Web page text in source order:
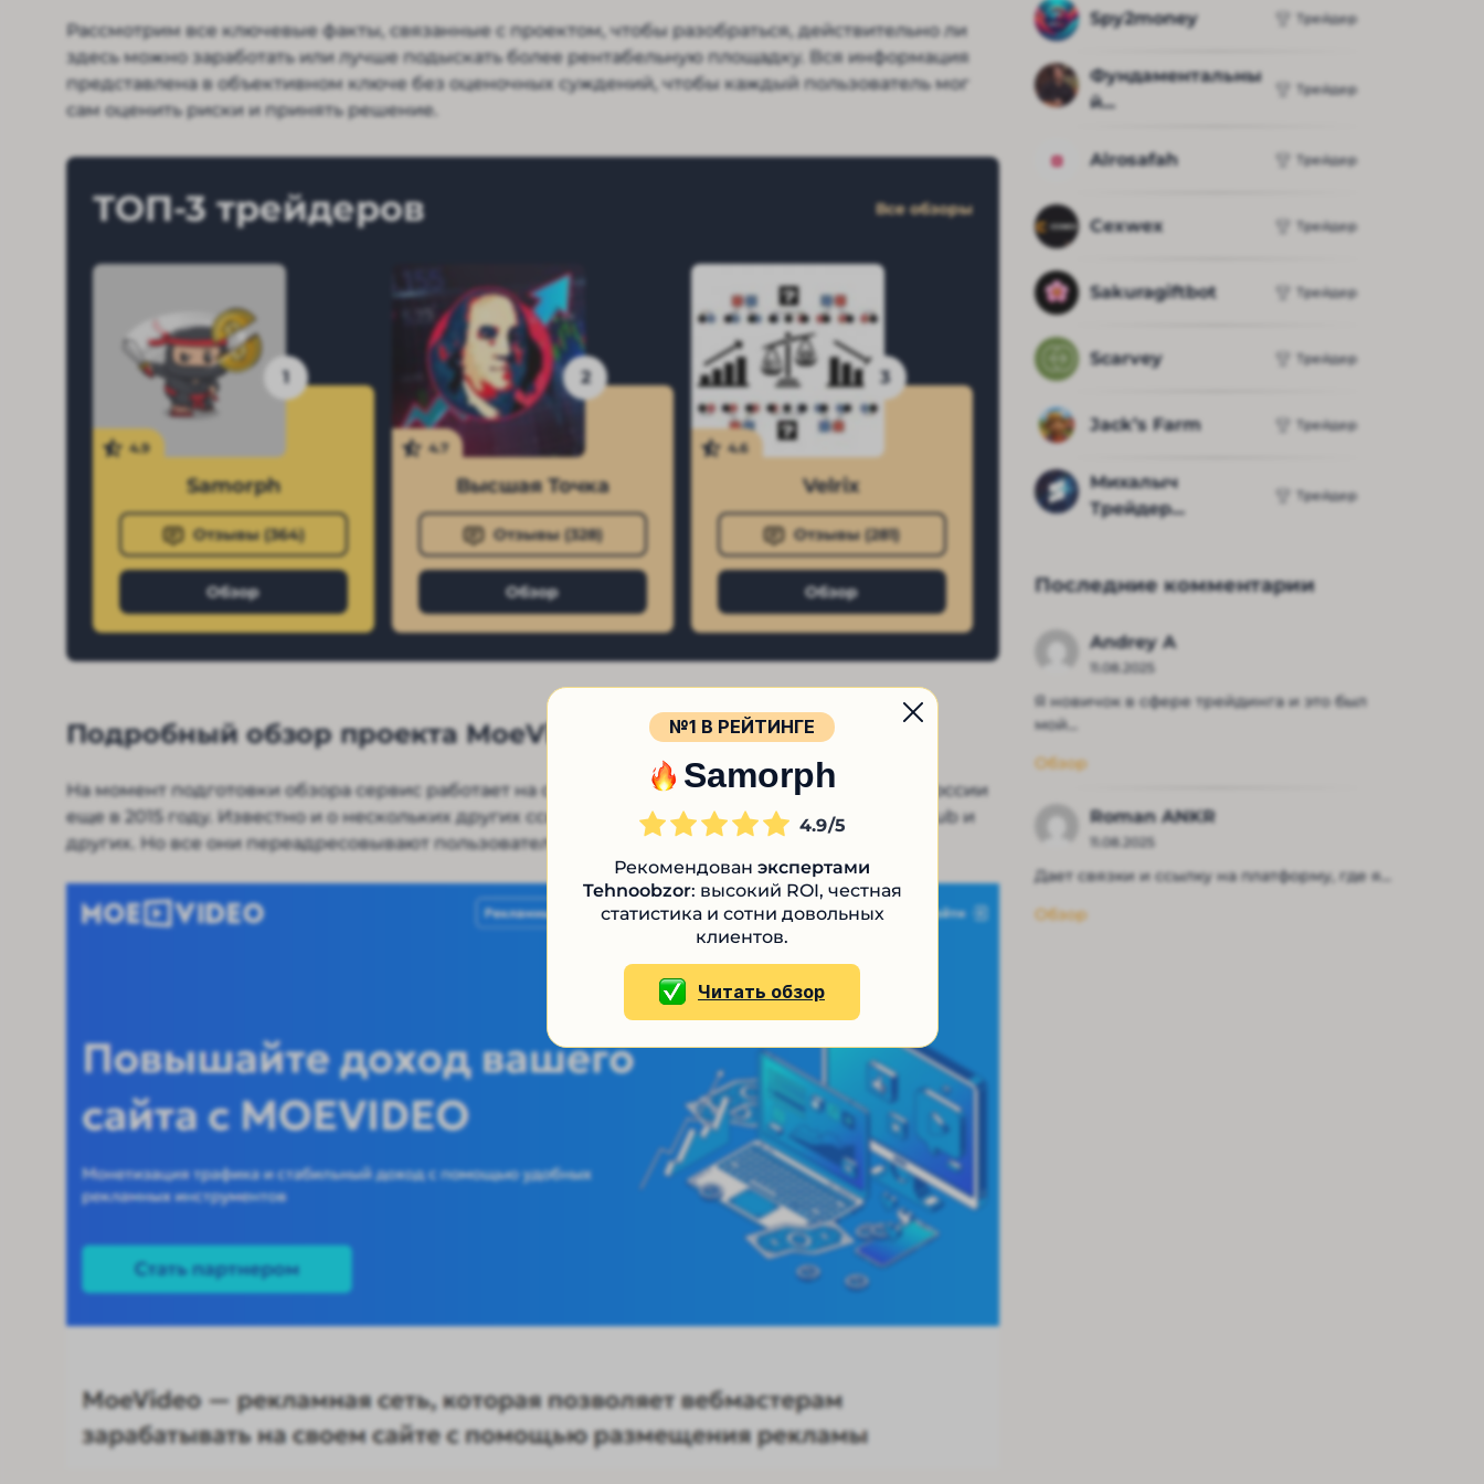
Рассмотрим все ключевые факты, связанные с проектом, чтобы разобраться, действительно ли
здесь можно заработать или лучше подыскать более рентабельную площадку. Вся информация
представлена в объективном ключе без оценочных суждений, чтобы каждый пользователь мог
сам оценить риски и принять решение.
ТОП-3 трейдеров Все обзоры
1
4.9
Samorph
Отзывы (364)
Обзор
2
4.7
Высшая Точка
Отзывы (328)
Обзор
3
4.6
Velrix
Отзывы (281)
Обзор
Подробный обзор проекта MoeVideo
На момент подготовки обзора сервис работает на сайте Moe Video, зарегистрированном в России
еще в 2015 году. Известно и о нескольких других ссылках проекта: Moevideo Net, Moevideo Club и
других. Но все они переадресовывают пользователя на основной ресурс.
Spy2money Трейдер
Фундаментальны
й...
Трейдер
Alrosafah Трейдер
Cexwex Трейдер
Sakuragiftbot Трейдер
Scarvey Трейдер
Jack’s Farm Трейдер
Михалыч
Трейдер...
Трейдер
Последние комментарии
Andrey A
11.08.2025
Я новичок в сфере трейдинга и это был
мой...
Обзор
Roman ANKR
11.08.2025
Дает связки и ссылку на платформу, где я...
Обзор
№1 В РЕЙТИНГЕ
Samorph
4.9
Рекомендован экспертами
Tehnoobzor: высокий ROI, честная
статистика и сотни довольных
клиентов.
Читать обзор